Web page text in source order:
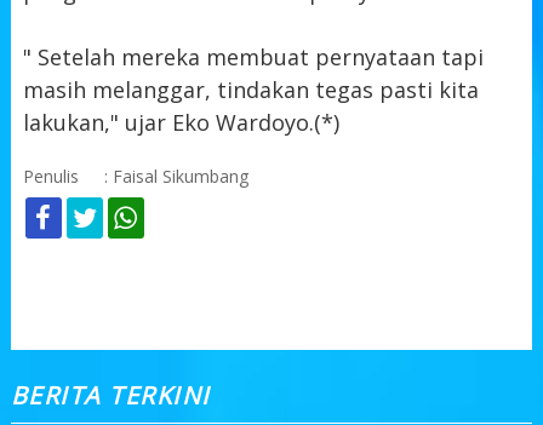
" Setelah mereka membuat pernyataan tapi
masih melanggar, tindakan tegas pasti kita
lakukan," ujar Eko Wardoyo.(*)
Penulis : Faisal Sikumbang
BERITA TERKINI